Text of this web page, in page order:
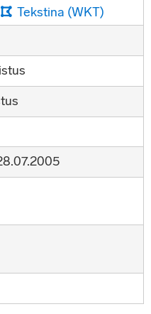
Tekstina (WKT)